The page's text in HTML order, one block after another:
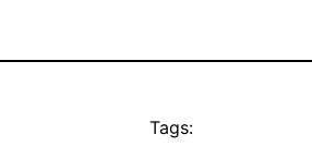
Tags: